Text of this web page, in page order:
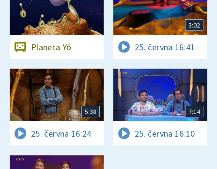
Planeta Yó
3:02
25. června 16:41
5:38
25. června 16:24
7:14
25. června 16:10